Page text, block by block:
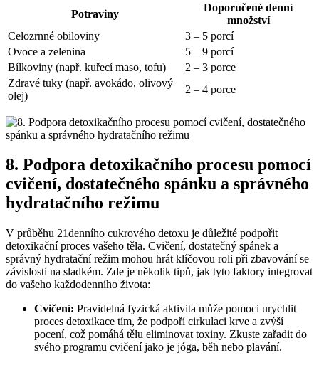
Potraviny
Doporučené denní
množství
Celozrnné obiloviny
3 – 5 porcí
Ovoce a zelenina
5 – 9 porcí
Bílkoviny (např. kuřecí maso, tofu)
2 – 3 porce
Zdravé tuky (např. avokádo, olivový
olej)
2 – 4 porce
8. Podpora detoxikačního procesu pomocí
cvičení, dostatečného spánku a správného
hydratačního režimu
V průběhu 21denního cukrového detoxu je důležité podpořit
detoxikační proces vašeho těla. Cvičení, dostatečný spánek a
správný hydratační režim mohou hrát klíčovou roli při zbavování se
závislosti na sladkém. Zde je několik tipů, jak tyto faktory integrovat
do vašeho každodenního života:
Cvičení: Pravidelná fyzická aktivita může pomoci urychlit
proces detoxikace tím, že podpoří cirkulaci krve a zvýší
pocení, což pomáhá tělu eliminovat toxiny. Zkuste zařadit do
svého programu cvičení jako je jóga, běh nebo plavání.